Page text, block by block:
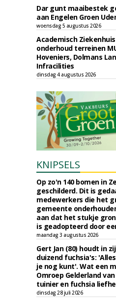
Dar gunt maaibestek
aan Engelen Groen
woensdag 5 augustus 2026
Academisch
onderhoud terreinen
Hoveniers, Dolmans
Infracilities
dinsdag 4 augustus 2026
KNIPSELS
Op zo'n 140 bomen in
geschilderd. Dit is
medewerkers die het
gemeente
aan dat het stukje
is geadopteerd door
maandag 3 augustus 2026
Gert Jan (80) houdt in
duizend fuchsia's:
je nog kunt'. Wat een
Omroep Gelderland
tuinier en fuchsia
dinsdag 28 juli 2026